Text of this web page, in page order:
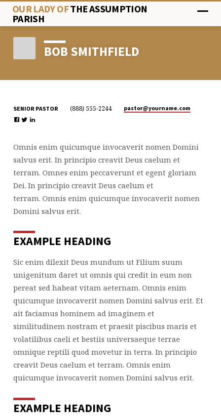
OUR LADY OFTHE ASSUMPTION
PARISH
BOB SMITHFIELD
BOB
SENIOR PASTOR (888) 555-2244 pastor​@yourname.com
Omnis enim quicumque invocaverit nomen Domini
salvus erit. In principio creavit Deus caelum et
terram. Omnes enim peccaverunt et egent gloriam
Dei. In principio creavit Deus caelum et
terram. Omnis enim quicumque invocaverit nomen
Domini salvus erit.
EXAMPLE HEADING
Sic enim dilexit Deus mundum ut Filium suum
unigenitum daret ut omnis qui credit in eum non
pereat sed habeat vitam aeternam. Omnis enim
quicumque invocaverit nomen Domini salvus erit. Et
ait faciamus hominem ad imaginem et
similitudinem nostram et praesit piscibus maris et
volatilibus caeli et bestiis universaeque terrae
omnique reptili quod movetur in terra. In principio
creavit Deus caelum et terram. Omnis enim
quicumque invocaverit nomen Domini salvus erit.
EXAMPLE HEADING